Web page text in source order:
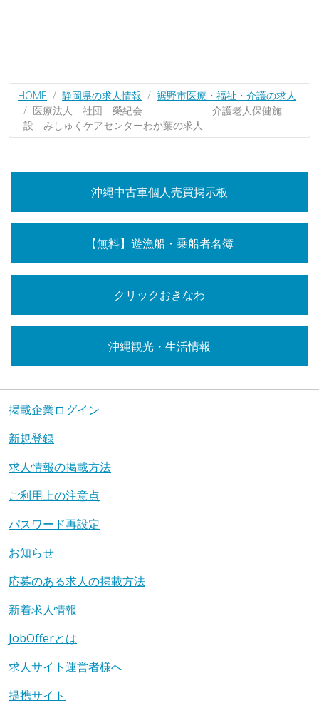
HOME 静岡県の求人情報
裾野市医療・福祉・介護の求人
医療法人 社団 榮紀会 介護老人保健施
設 みしゅくケアセンターわか葉の求人
沖縄中古車個人売買掲示板
【無料】遊漁船・乗船者名簿
クリックおきなわ
沖縄観光・生活情報
掲載企業ログイン
新規登録
求人情報の掲載方法
ご利用上の注意点
パスワード再設定
お知らせ
応募のある求人の掲載方法
新着求人情報
JobOfferとは
求人サイト運営者様へ
提携サイト